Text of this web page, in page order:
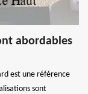
abordables
est une référence
sont